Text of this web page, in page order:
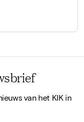
van het KIK in